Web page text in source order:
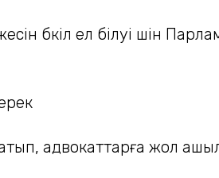
бүкіл ел білуі үшін
адвокаттарға жол